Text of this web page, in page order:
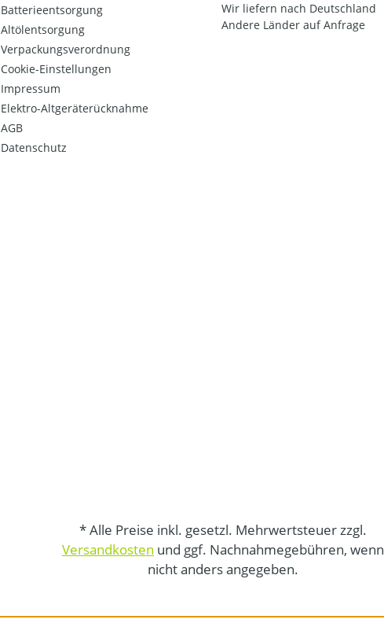
Batterieentsorgung
Altölentsorgung
Verpackungsverordnung
Cookie-Einstellungen
Impressum
Elektro-Altgeräterücknahme
AGB
Datenschutz
Wir liefern nach Deutschland
Andere Länder auf Anfrage
* Alle Preise inkl. gesetzl. Mehrwertsteuer zzgl.
Versandkosten und ggf. Nachnahmegebühren, wenn
nicht anders angegeben.